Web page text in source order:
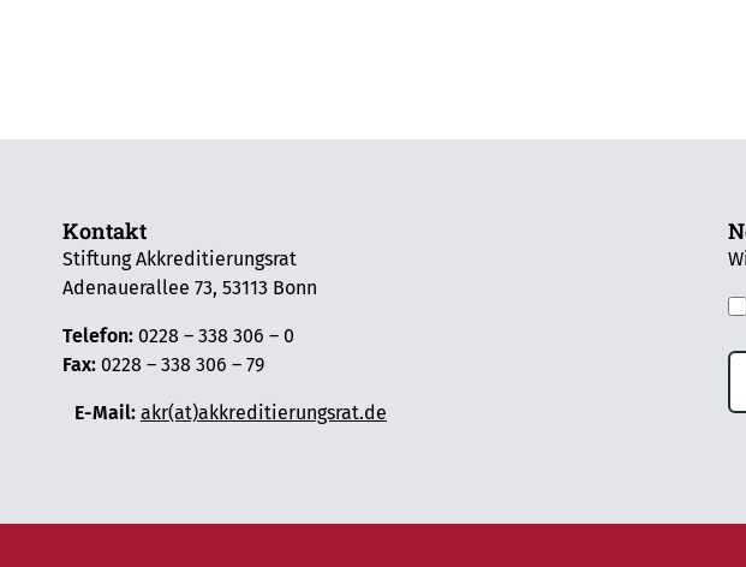
Kontakt
Stiftung Akkreditierungsrat
Adenauerallee 73, 53113 Bonn
Telefon: 0228 – 338 306 – 0
Fax: 0228 – 338 306 – 79
E-Mail: akr(at)akkreditierungsrat.de